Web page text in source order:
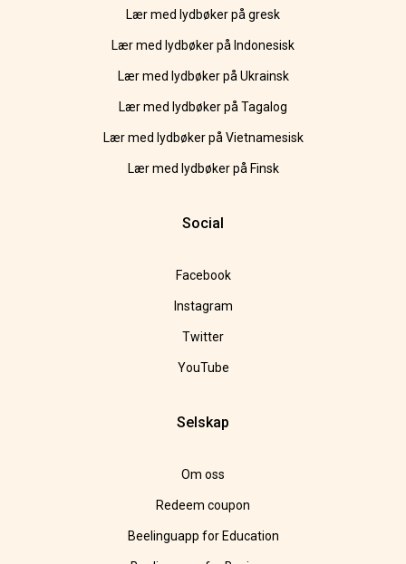
Lær med lydbøker på gresk
Lær med lydbøker på Indonesisk
Lær med lydbøker på Ukrainsk
Lær med lydbøker på Tagalog
Lær med lydbøker på Vietnamesisk
Lær med lydbøker på Finsk
Social
Facebook
Instagram
Twitter
YouTube
Selskap
Om oss
Redeem coupon
Beelinguapp for Education